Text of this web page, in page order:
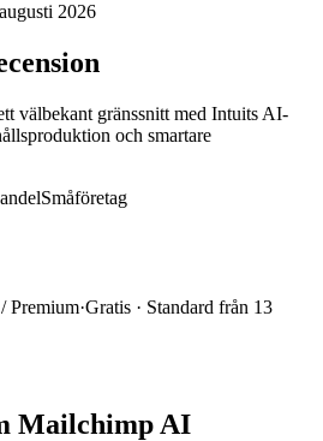
augusti 2026
välbekant gränssnitt med Intuits AI-
och smartare
Småföretag
Premium·Gratis · Standard från 13
Mailchimp AI